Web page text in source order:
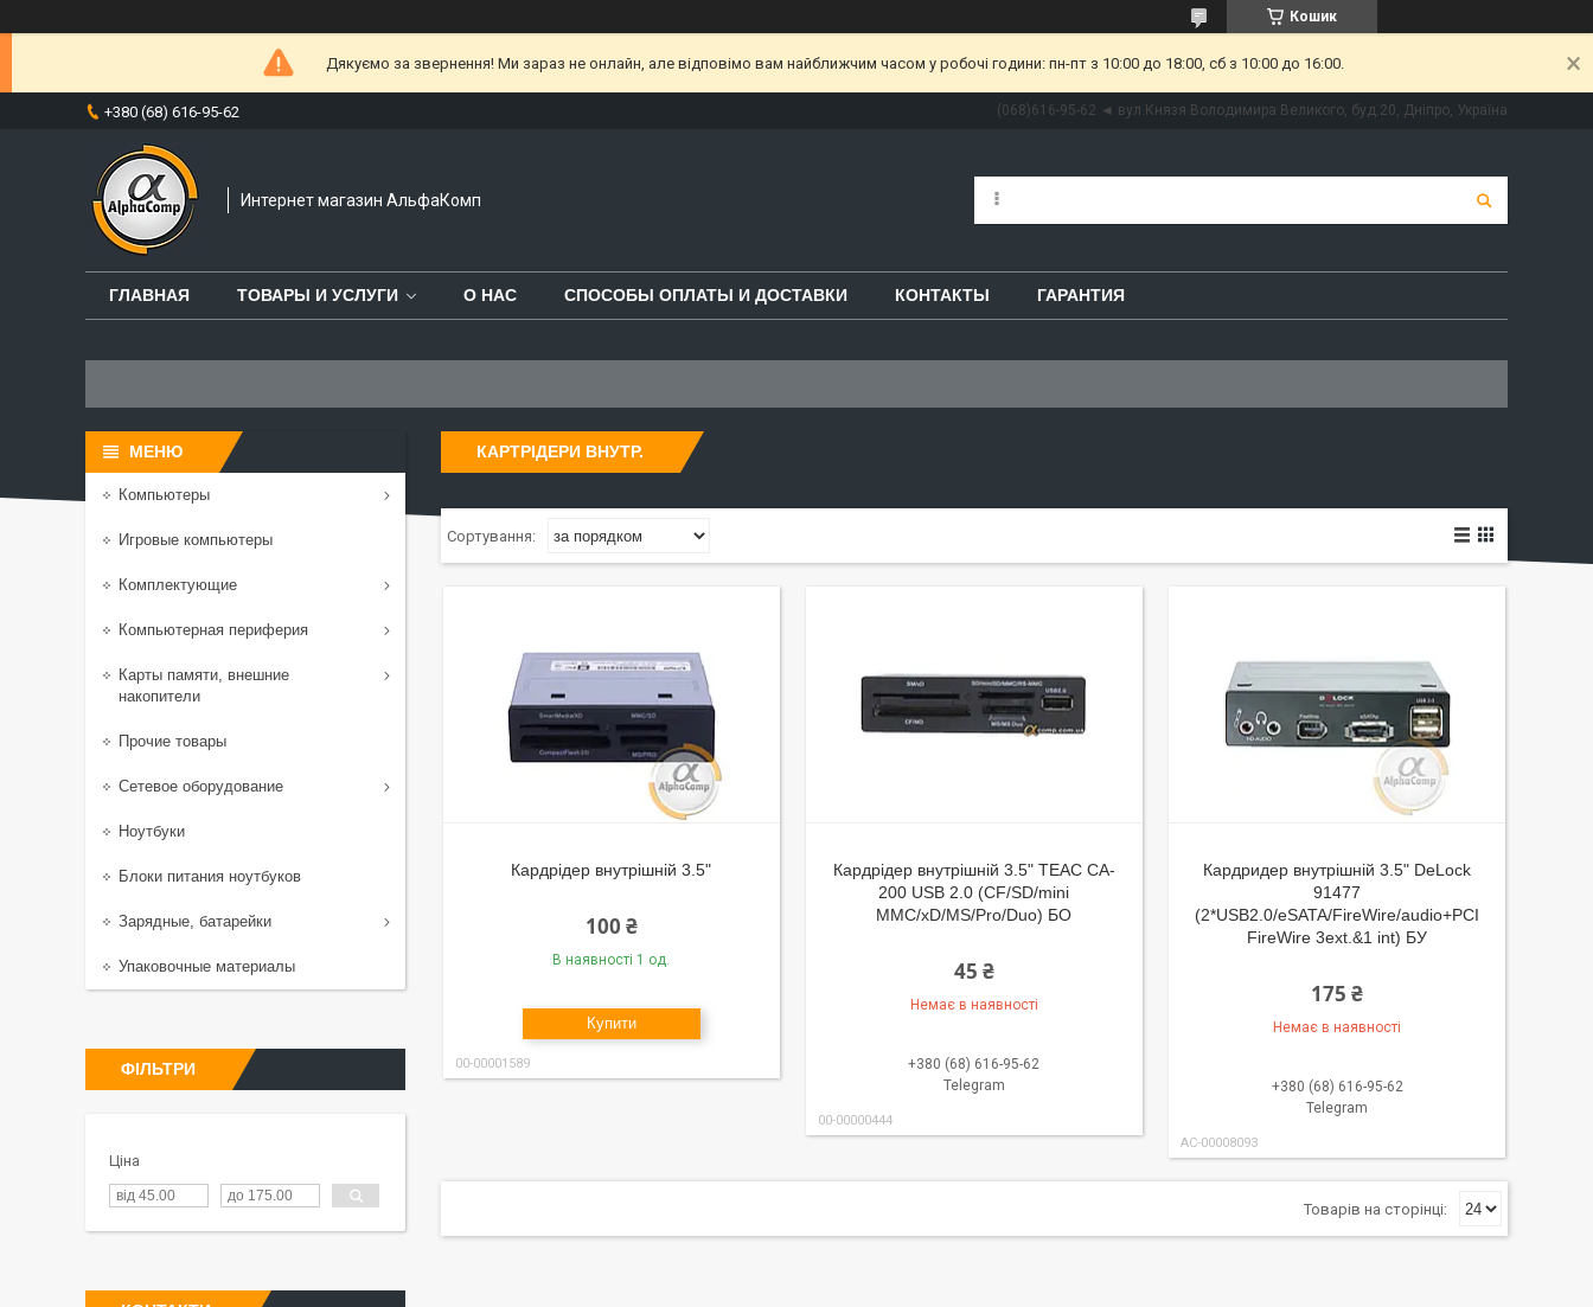
Кошик
Дякуємо за звернення! Ми зараз не онлайн, але відповімо вам найближчим часом у робочі години: пн-пт з 10:00 до 18:00, сб з 10:00 до 16:00.
+380 (68) 616-95-62 (068)616-95-62 ◄ вул.Князя Володимира Великого, буд.20, Дніпро, Україна
Интернет магазин АльфаКомп
ГЛАВНАЯ ТОВАРЫ И УСЛУГИ О НАС СПОСОБЫ ОПЛАТЫ И ДОСТАВКИ КОНТАКТЫ ГАРАНТИЯ
КАРТРІДЕРИ ВНУТР.
Кардрідер внутрішній 3.5"
100 ₴
В наявності 1 од.
Купити
00-00001589
Кардрідер внутрішній 3.5" TEAC CA-
200 USB 2.0 (CF/SD/mini
MMC/xD/MS/Pro/Duo) БО
45 ₴
Немає в наявності
+380 (68) 616-95-62
Telegram
00-00000444
Кардридер внутрішній 3.5" DeLock
91477
(2*USB2.0/eSATA/FireWire/audio+PCI
FireWire 3ext.&1 int) БУ
175 ₴
Немає в наявності
+380 (68) 616-95-62
Telegram
AC-00008093
Компьютеры
Игровые компьютеры
Комплектующие
Компьютерная периферия
Карты памяти, внешние
накопители
Прочие товары
Сетевое оборудование
Ноутбуки
Блоки питания ноутбуков
Зарядные, батарейки
Упаковочные материалы
ФІЛЬТРИ
Ціна